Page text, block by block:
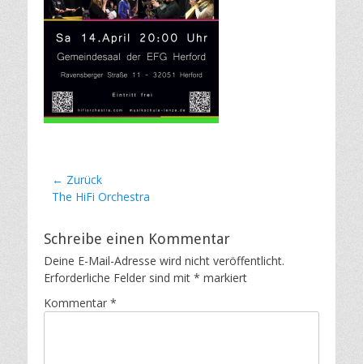
Beitragsnavigation
← Zurück
Vorheriger
The HiFi Orchestra
Schreibe einen Kommentar
Deine E-Mail-Adresse wird nicht veröffentlicht.
Erforderliche Felder sind mit * markiert
Kommentar *